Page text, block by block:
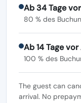
Ab 34 Tage
80 % des
Ab 14 Tage
100 % des
The guest can
arrival. No